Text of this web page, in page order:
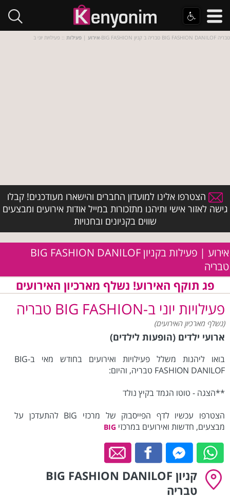
אירוע | פעילות :: פעילויות יוני ב-BIG FASHION טבריה ב קניון BIG FASHION DANILOF טבריה
הצטרפו אלינו למועדון החברים והישארו מעודכנים! קבלו
גישה לאזור אישי ותיהנו מתזכורות במייל אודות אירועים ומבצעים
שווים בקניונים ובחנויות
אירוע | פעילות בקניון BIG FASHION DANILOF
טבריה
פג תוקף האירוע! נשלף מארכיון האירועים
פעילויות יוני ב-BIG FASHION טבריה
(נשלף מארכיון האירועים)
ארועי ילדים (הופעות לילדים)
בואו ליהנות משלל פעילויות ואירועים בחודש ‏מאי ב-‏BIG
FASHION DANILOF‏ טבריה, ‏והיום:
**הצגה - טוטו הגמד בקיץ נולד‏‏
הצטרפו עכשיו לדף הפייסבוק של מרכזי BIG להתעדכן על
מבצעים, חדשות ואירועים במרכזי BIG
קניון BIG FASHION DANILOF
טבריה